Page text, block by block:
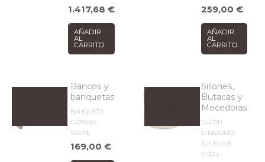
1.417,68€
AÑADIR
AL
CARRITO
259,00€
AÑADIR
AL
CARRITO
Bancos y
banquetas
BANQUETA
CATANIA
TAUPE
169,00€
Sillones,
Butacas y
Mecedoras
SILLÓN
GIRATORIO
JULIENNE
SHELL